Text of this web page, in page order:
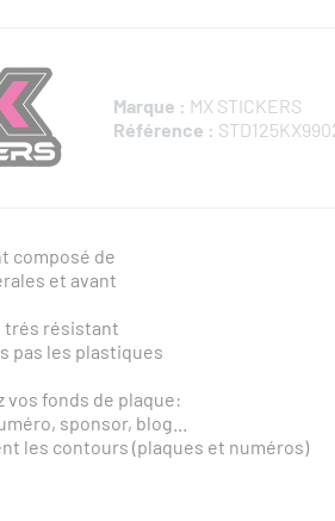
Marque : MX STICKERS
Référence :
composé de
et avant
trés résistant
pas les plastiques
vos fonds de plaque:
sponsor, blog...
les contours (plaques et numéros)